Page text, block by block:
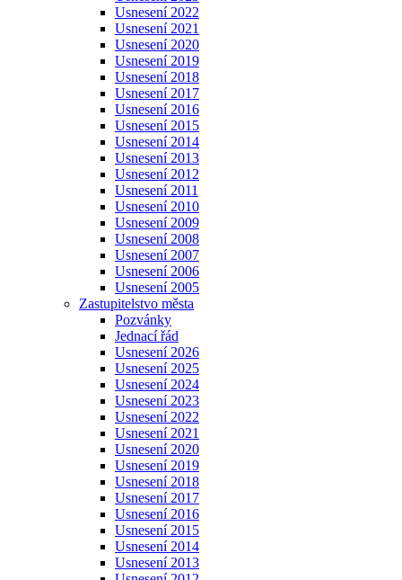
Usnesení 2022
Usnesení 2021
Usnesení 2020
Usnesení 2019
Usnesení 2018
Usnesení 2017
Usnesení 2016
Usnesení 2015
Usnesení 2014
Usnesení 2013
Usnesení 2012
Usnesení 2011
Usnesení 2010
Usnesení 2009
Usnesení 2008
Usnesení 2007
Usnesení 2006
Usnesení 2005
Zastupitelstvo města
Pozvánky
Jednací řád
Usnesení 2026
Usnesení 2025
Usnesení 2024
Usnesení 2023
Usnesení 2022
Usnesení 2021
Usnesení 2020
Usnesení 2019
Usnesení 2018
Usnesení 2017
Usnesení 2016
Usnesení 2015
Usnesení 2014
Usnesení 2013